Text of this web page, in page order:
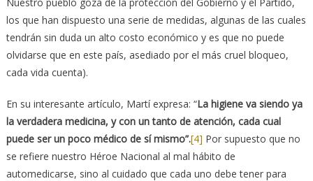
los que han dispuesto una serie de medidas, algunas de las cuales
tendrán sin duda un alto costo económico y es que no puede
olvidarse que en este país, asediado por el más cruel bloqueo,
cada vida cuenta).
En su interesante artículo, Martí expresa: “La higiene va siendo ya
la verdadera medicina, y con un tanto de atención, cada cual
puede ser un poco médico de sí mismo”.[4] Por supuesto que no
se refiere nuestro Héroe Nacional al mal hábito de
automedicarse, sino al cuidado que cada uno debe tener para